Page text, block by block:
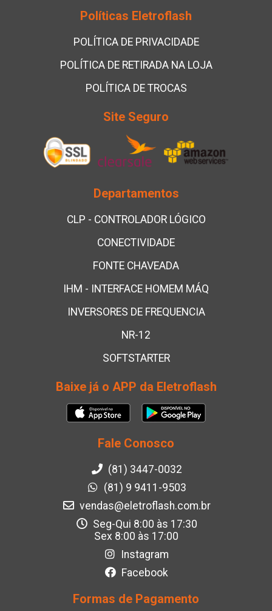
Políticas Eletroflash
POLÍTICA DE PRIVACIDADE
POLÍTICA DE RETIRADA NA LOJA
POLÍTICA DE TROCAS
Site Seguro
Departamentos
CLP - CONTROLADOR LÓGICO
CONECTIVIDADE
FONTE CHAVEADA
IHM - INTERFACE HOMEM MÁQ
INVERSORES DE FREQUENCIA
NR-12
SOFTSTARTER
Baixe já o APP da Eletroflash
Fale Conosco
(81) 3447-0032
(81) 9 9411-9503
vendas@eletroflash.com.br
Seg-Qui 8:00 às 17:30
Sex 8:00 às 17:00
Instagram
Facebook
Formas de Pagamento